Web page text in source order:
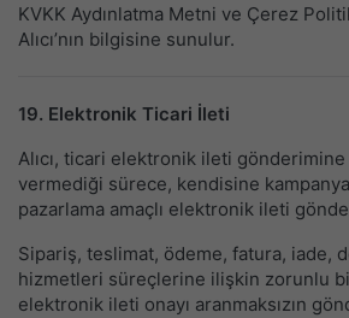
KVKK Aydınlatma Metni ve Çerez
Alıcı’nın bilgisine sunulur.
19. Elektronik Ticari İleti
Alıcı, ticari elektronik ileti gönderimine
vermediği sürece, kendisine
pazarlama amaçlı elektronik ileti
Sipariş, teslimat, ödeme, fatura, iade,
hizmetleri süreçlerine ilişkin zorunlu
elektronik ileti onayı aranmaksızın